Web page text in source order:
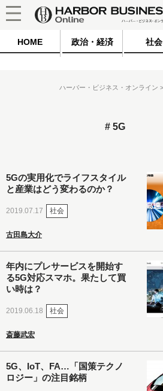
HOME 政治・経済 社会
ハーバー・ビジネス・オンライン
5G
5Gの実用化でライフスタイル
と産業はどう変わるのか？
2019.07.17 社会
古田島大介
年内にプレサービスを開始す
る5G対応スマホ。果たして買
い時は？
2019.06.18 社会
斎藤武宏
5G、IoT、FA…「国策テクノ
ロジー」の注目銘柄